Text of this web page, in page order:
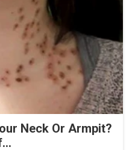
Neck Or Armpit?